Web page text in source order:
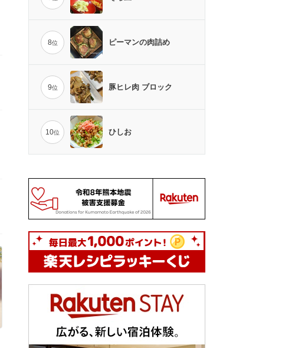
8位 ピーマンの肉詰め
9位 豚ヒレ肉 ブロック
10位 ひしお